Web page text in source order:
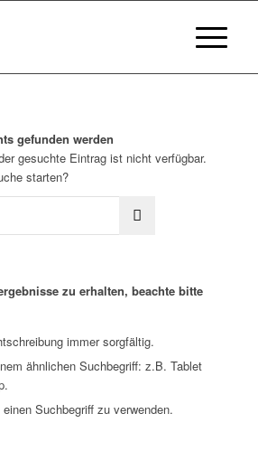
gefunden werden
gesuchte Eintrag ist nicht verfügbar.
starten?
zu erhalten, beachte bitte
immer sorgfältig.
ähnlichen Suchbegriff: z.B. Tablet
Suchbegriff zu verwenden.